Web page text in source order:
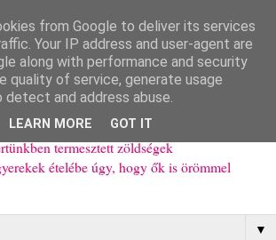
többnyire egészséges ételeket
mindennapokra (mert a papírfecniket folyton
ajándékba (mint régen, csak ez nem
termesztett zöldségek
ételébe úgy, hogy ők is örömmel
▼
from Google to deliver its services
Your IP address and user-agent are
along with performance and security
quality of service, generate usage
and address abuse.
LEARN MORE GOT IT